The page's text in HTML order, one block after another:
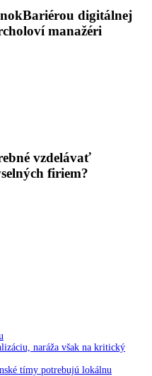
Bariérou digitálnej
manažéri
vzdelávať
firiem?
naráža však na kritický
tímy potrebujú lokálnu